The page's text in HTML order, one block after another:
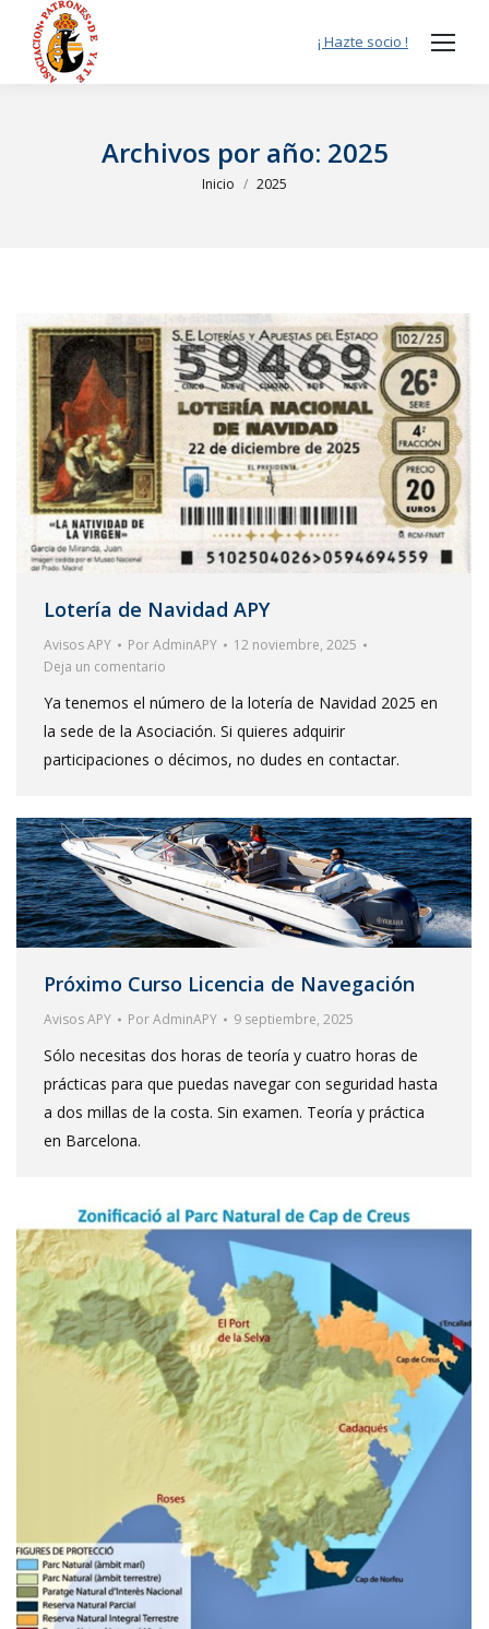
¡ Hazte socio !
Archivos por año: 2025
Estás aquí:
Inicio 2025
Lotería de Navidad APY
Avisos APY PorAdminAPY
12 noviembre, 2025
Deja un comentario
Ya tenemos el número de la lotería de Navidad 2025 en
la sede de la Asociación. Si quieres adquirir
participaciones o décimos, no dudes en contactar.
Próximo Curso Licencia de Navegación
Avisos APY PorAdminAPY 9 septiembre, 2025
Sólo necesitas dos horas de teoría y cuatro horas de
prácticas para que puedas navegar con seguridad hasta
a dos millas de la costa. Sin examen. Teoría y práctica
en Barcelona.